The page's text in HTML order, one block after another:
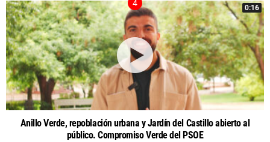
0:16
Anillo Verde, repoblación urbana y Jardín del Castillo abierto al
público. Compromiso Verde del PSOE